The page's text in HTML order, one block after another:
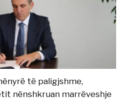
të paligjshme,
nënshkruan marrëveshje